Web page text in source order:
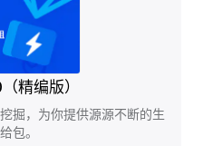
精编版）
掘，为你提供源源不断的生
包。